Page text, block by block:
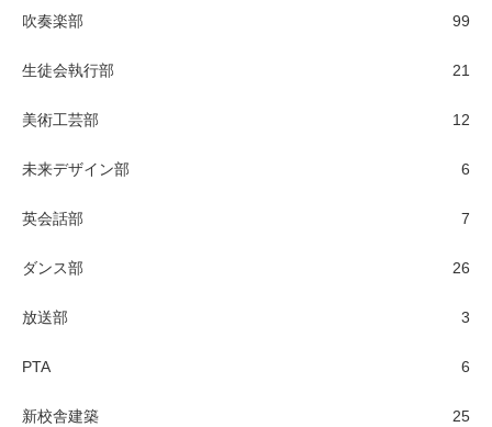
吹奏楽部 99
生徒会執行部 21
美術工芸部 12
未来デザイン部 6
英会話部 7
ダンス部 26
放送部 3
PTA 6
新校舎建築 25